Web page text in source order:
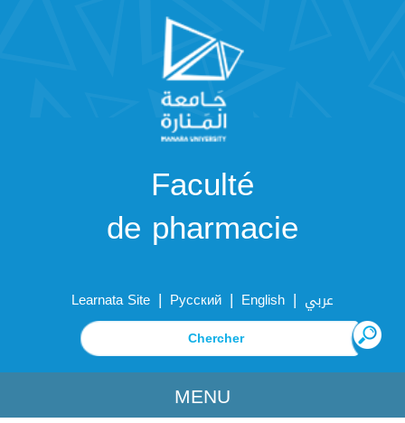
Faculté
de pharmacie
Learnata Site | Русский | English | عربي
MENU